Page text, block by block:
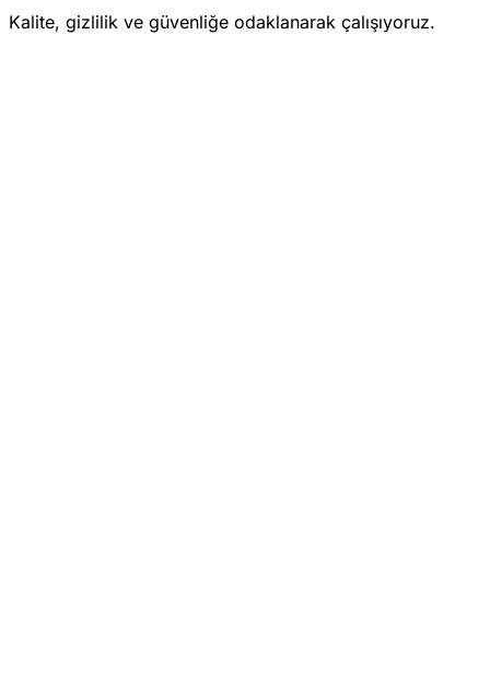
Kalite, gizlilik ve güvenliğe odaklanarak çalışıyoruz.